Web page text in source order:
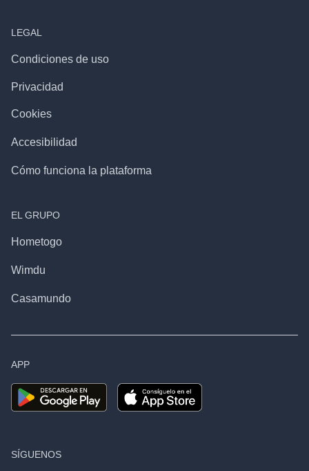
LEGAL
Condiciones de uso
Privacidad
Cookies
Accesibilidad
Cómo funciona la plataforma
EL GRUPO
Hometogo
Wimdu
Casamundo
APP
SÍGUENOS